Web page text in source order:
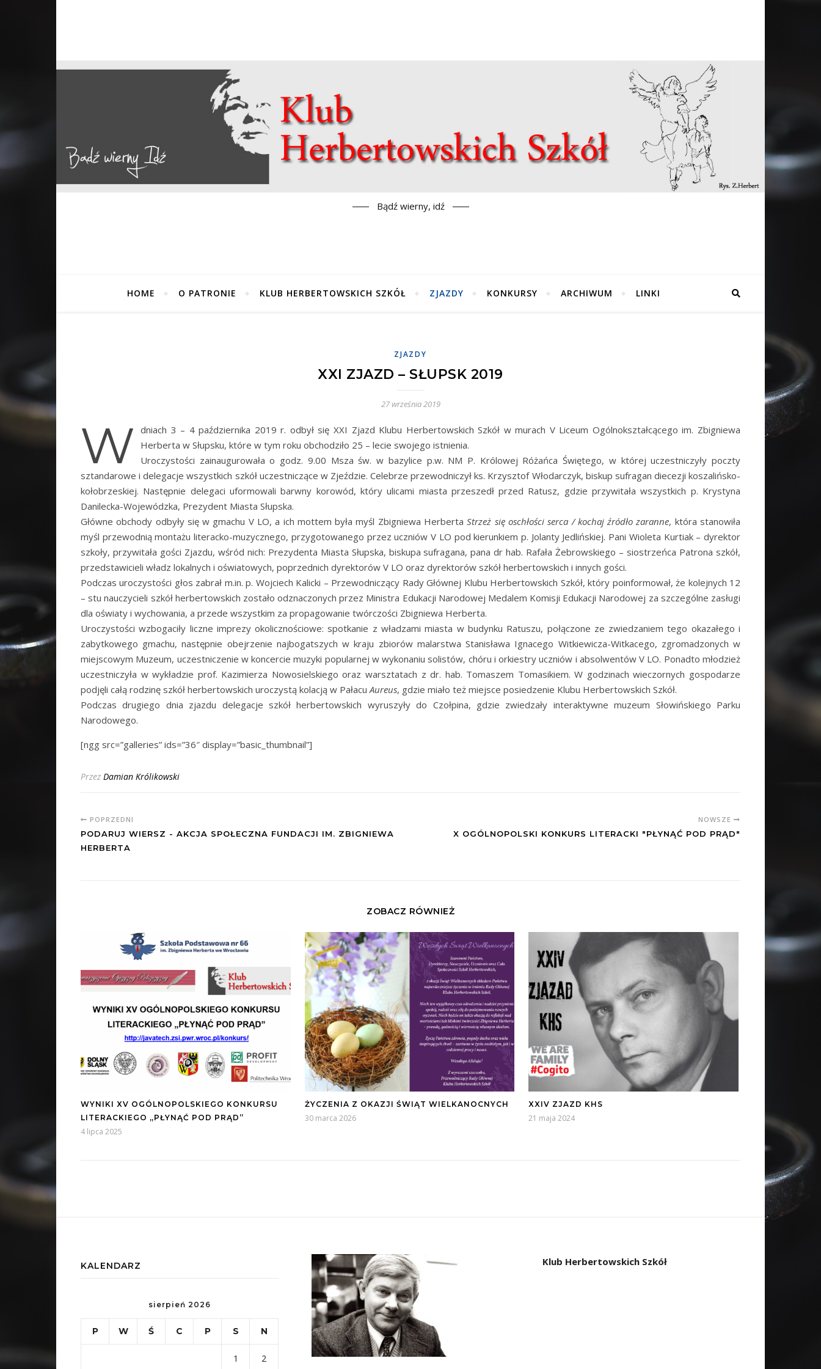
Bądź wierny, idź
HOME O PATRONIE KLUB HERBERTOWSKICH SZKÓŁ ZJAZDY KONKURSY ARCHIWUM LINKI
ZJAZDY
XXI ZJAZD – SŁUPSK 2019
27 września 2019
W dniach 3 – 4 października 2019 r. odbył się XXI Zjazd Klubu Herbertowskich Szkół w murach V Liceum Ogólnokształcącego im. Zbigniewa
Herberta w Słupsku, które w tym roku obchodziło 25 – lecie swojego istnienia.
Uroczystości zainaugurowała o godz. 9.00 Msza św. w bazylice p.w. NM P. Królowej Różańca Świętego, w której uczestniczyły poczty
sztandarowe i delegacje wszystkich szkół uczestniczące w Zjeździe. Celebrze przewodniczył ks. Krzysztof Włodarczyk, biskup sufragan diecezji koszalińsko-
kołobrzeskiej. Następnie delegaci uformowali barwny korowód, który ulicami miasta przeszedł przed Ratusz, gdzie przywitała wszystkich p. Krystyna
Danilecka-Wojewódzka, Prezydent Miasta Słupska.
Główne obchody odbyły się w gmachu V LO, a ich mottem była myśl Zbigniewa HerbertaStrzeż się oschłości serca / kochaj źródło zaranne, która stanowiła
myśl przewodnią montażu literacko-muzycznego, przygotowanego przez uczniów V LO pod kierunkiem p. Jolanty Jedlińskiej. Pani Wioleta Kurtiak – dyrektor
szkoły, przywitała gości Zjazdu, wśród nich: Prezydenta Miasta Słupska, biskupa sufragana, pana dr hab. Rafała Żebrowskiego – siostrzeńca Patrona szkół,
przedstawicieli władz lokalnych i oświatowych, poprzednich dyrektorów V LO oraz dyrektorów szkół herbertowskich i innych gości.
Podczas uroczystości głos zabrał m.in. p. Wojciech Kalicki – Przewodniczący Rady Głównej Klubu Herbertowskich Szkół, który poinformował, że kolejnych 12
– stu nauczycieli szkół herbertowskich zostało odznaczonych przez Ministra Edukacji Narodowej Medalem Komisji Edukacji Narodowej za szczególne zasługi
dla oświaty i wychowania, a przede wszystkim za propagowanie twórczości Zbigniewa Herberta.
Uroczystości wzbogaciły liczne imprezy okolicznościowe: spotkanie z władzami miasta w budynku Ratuszu, połączone ze zwiedzaniem tego okazałego i
zabytkowego gmachu, następnie obejrzenie najbogatszych w kraju zbiorów malarstwa Stanisława Ignacego Witkiewicza-Witkacego, zgromadzonych w
miejscowym Muzeum, uczestniczenie w koncercie muzyki popularnej w wykonaniu solistów, chóru i orkiestry uczniów i absolwentów V LO. Ponadto młodzież
uczestniczyła w wykładzie prof. Kazimierza Nowosielskiego oraz warsztatach z dr. hab. Tomaszem Tomasikiem. W godzinach wieczornych gospodarze
podjęli całą rodzinę szkół herbertowskich uroczystą kolacją w Pałacu Aureus, gdzie miało też miejsce posiedzenie Klubu Herbertowskich Szkół.
Podczas drugiego dnia zjazdu delegacje szkół herbertowskich wyruszyły do Czołpina, gdzie zwiedzały interaktywne muzeum Słowińskiego Parku
Narodowego.
[ngg src=”galleries” ids=”36″ display=”basic_thumbnail”]
Przez Damian Królikowski
POPRZEDNI
PODARUJ WIERSZ - AKCJA SPOŁECZNA FUNDACJI IM. ZBIGNIEWA
HERBERTA
NOWSZE
X OGÓLNOPOLSKI KONKURS LITERACKI "PŁYNĄĆ POD PRĄD"
ZOBACZ RÓWNIEŻ
WYNIKI XV OGÓLNOPOLSKIEGO KONKURSU
LITERACKIEGO „PŁYNĄĆ POD PRĄD”
4 lipca 2025
ŻYCZENIA Z OKAZJI ŚWIĄT WIELKANOCNYCH
30 marca 2026
XXIV ZJAZD KHS
21 maja 2024
KALENDARZ
sierpień 2026
P W Ś C P S N
1 2
Klub Herbertowskich Szkół